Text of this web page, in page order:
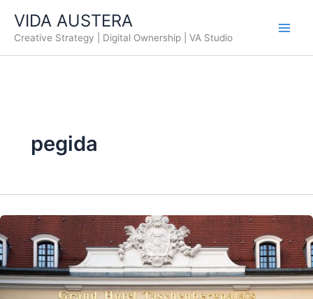
contenido
VIDA AUSTERA
Creative Strategy | Digital Ownership | VA Studio
pegida